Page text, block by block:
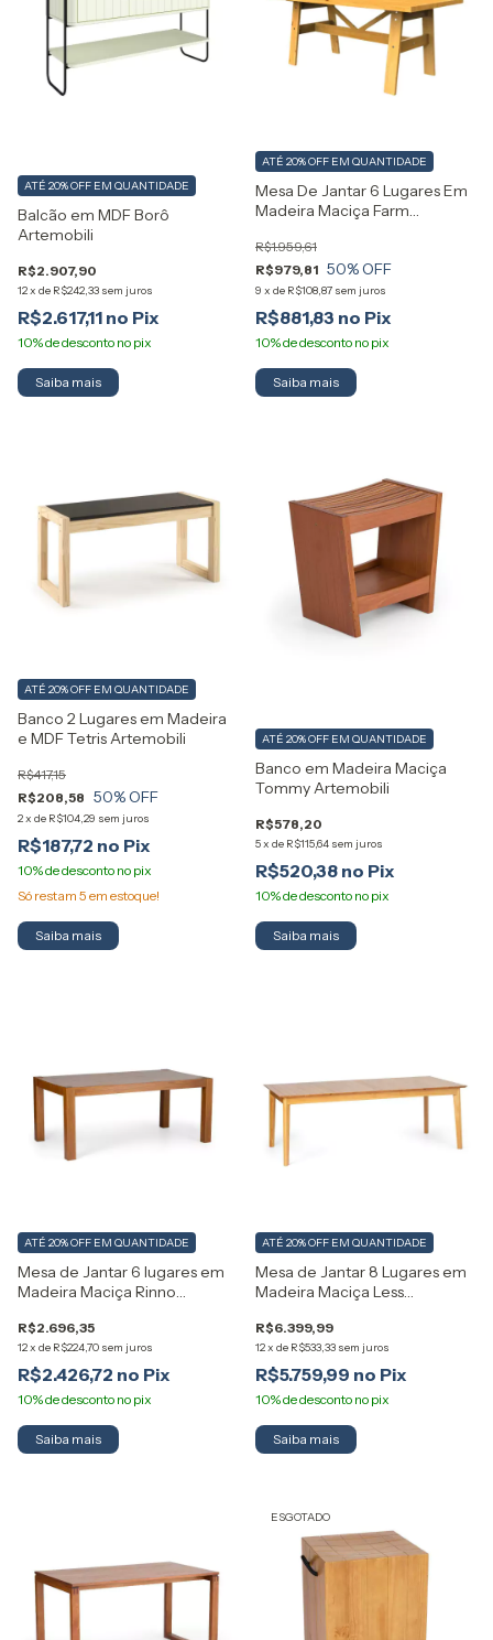
Balcão em MDF Borô
Artemobili
R$2.907,90
12x de R$242,33 sem juros
ATÉ 20% OFF EM QUANTIDADE
R$2.617,11
Saiba mais
Mesa De Jantar 6 Lugares Em
Madeira Maciça Farm
R$979,81
R$1.959,61
50% OFF
9 x de R$108,87 sem juros
ATÉ 20% OFF EM QUANTIDADE
R$881,83
Saiba mais
Banco 2 Lugares em Madeira
e MDF Tetris Artemobili
R$208,58
R$417,15
50% OFF
2x de R$104,29 sem juros
ATÉ 20% OFF EM QUANTIDADE
R$187,72
Só restam 5 em estoque!
Banco em Madeira Maciça
Tommy Artemobili
R$578,20
5x de R$115,64 sem juros
ATÉ 20% OFF EM QUANTIDADE
R$520,38
Mesa de Jantar 6 lugares em
Madeira Maciça Rinno
R$2.696,35
12x de R$224,70 sem juros
ATÉ 20% OFF EM QUANTIDADE
R$2.426,72
Mesa de Jantar 8 Lugares em
Madeira Maciça Less
R$6.399,99
12x de R$533,33 sem juros
ATÉ 20% OFF EM QUANTIDADE
R$5.759,99
ESGOTADO